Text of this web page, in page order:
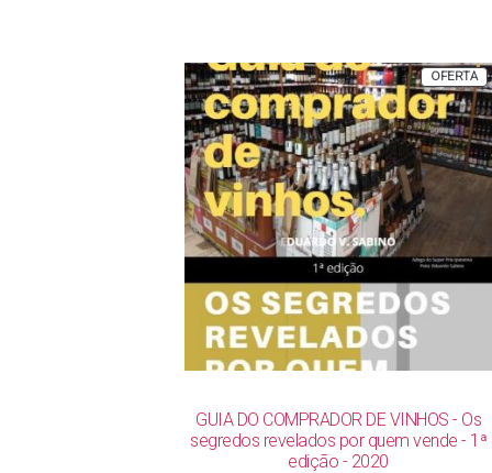
OFERTA
GUIA DO COMPRADOR DE VINHOS - Os
segredos revelados por quem vende - 1ª
edição - 2020